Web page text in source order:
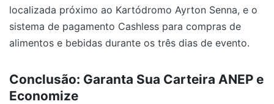
localizada próximo ao Kartódromo Ayrton Senna, e o
sistema de pagamento Cashless para compras de
alimentos e bebidas durante os três dias de evento.
Conclusão: Garanta Sua Carteira ANEP e
Economize